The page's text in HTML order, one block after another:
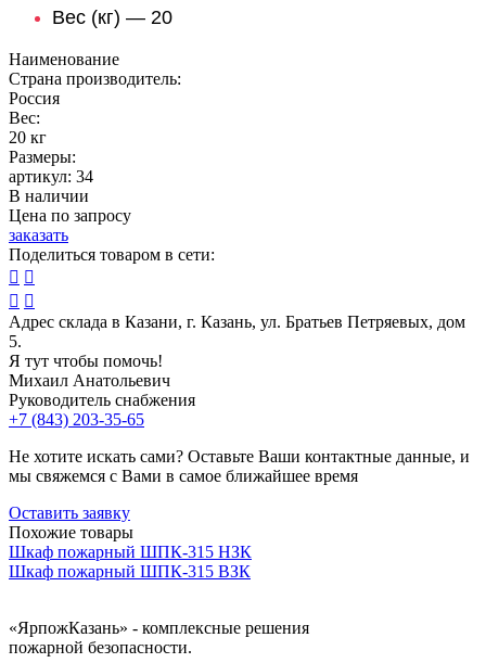
Вес (кг) — 20
Наименование
Страна производитель:
Россия
Вес:
20 кг
Размеры:
артикул: 34
В наличии
Цена по запросу
заказать
Поделиться товаром в сети:
 
 
Адрес склада в Казани, г. Казань, ул. Братьев Петряевых, дом
5.
Я тут чтобы помочь!
Михаил Анатольевич
Руководитель снабжения
+7 (843) 203-35-65
Не хотите искать сами? Оставьте Ваши контактные данные, и
мы свяжемся с Вами в самое ближайшее время
Оставить заявку
Похожие товары
Шкаф пожарный ШПК-315 НЗК
Шкаф пожарный ШПК-315 ВЗК
«ЯрпожКазань» - комплексные решения
пожарной безопасности.